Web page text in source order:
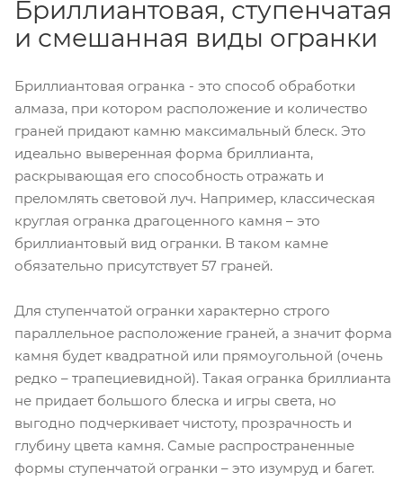
Бриллиантовая, ступенчатая
и смешанная виды огранки
Бриллиантовая огранка - это способ обработки
алмаза, при котором расположение и количество
граней придают камню максимальный блеск. Это
идеально выверенная форма бриллианта,
раскрывающая его способность отражать и
преломлять световой луч. Например, классическая
круглая огранка драгоценного камня – это
бриллиантовый вид огранки. В таком камне
обязательно присутствует 57 граней.
Для ступенчатой огранки характерно строго
параллельное расположение граней, а значит форма
камня будет квадратной или прямоугольной (очень
редко – трапециевидной). Такая огранка бриллианта
не придает большого блеска и игры света, но
выгодно подчеркивает чистоту, прозрачность и
глубину цвета камня. Самые распространенные
формы ступенчатой огранки – это изумруд и багет.